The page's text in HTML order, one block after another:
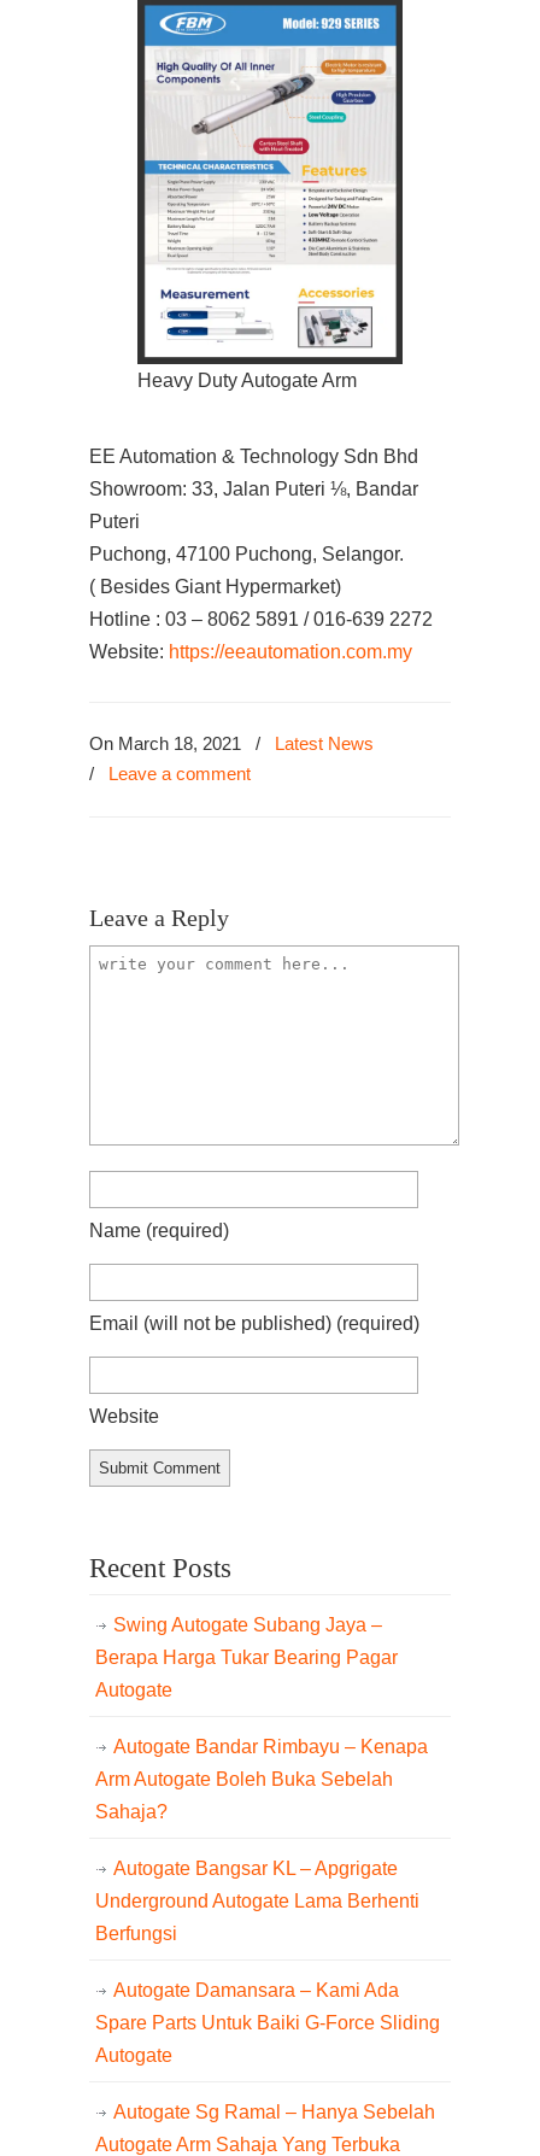
Heavy Duty Autogate Arm
EE Automation & Technology Sdn Bhd
Showroom: 33, Jalan Puteri ⅛, Bandar
Puteri
Puchong, 47100 Puchong, Selangor.
( Besides Giant Hypermarket)
Hotline : 03 – 8062 5891 / 016-639 2272
Website: https://eeautomation.com.my
On March 18, 2021 /
Latest News
/ Leave a comment
Leave a Reply
Name (required)
Email (will not be published) (required)
Website
Recent Posts
Swing Autogate Subang Jaya –
Berapa Harga Tukar Bearing Pagar
Autogate
Autogate Bandar Rimbayu – Kenapa
Arm Autogate Boleh Buka Sebelah
Sahaja?
Autogate Bangsar KL – Apgrigate
Underground Autogate Lama Berhenti
Berfungsi
Autogate Damansara – Kami Ada
Spare Parts Untuk Baiki G-Force Sliding
Autogate
Autogate Sg Ramal – Hanya Sebelah
Autogate Arm Sahaja Yang Terbuka